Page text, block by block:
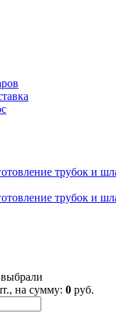
трубок и
трубок и
на сумму: 0 руб.